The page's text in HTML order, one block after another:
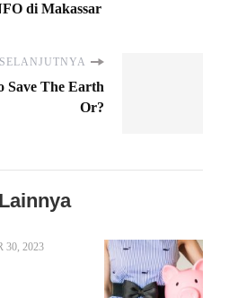
di Makassar
Save The Earth
Or?
30, 2023